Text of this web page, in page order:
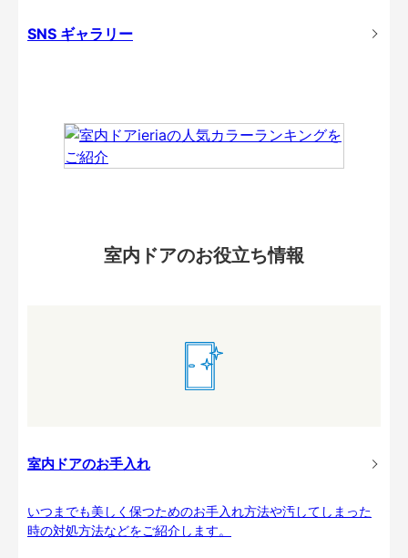
SNS ギャラリー
室内ドアのお役立ち情報
室内ドアのお手入れ
いつまでも美しく保つためのお手入れ方法や汚してしまった
時の対処方法などをご紹介します。